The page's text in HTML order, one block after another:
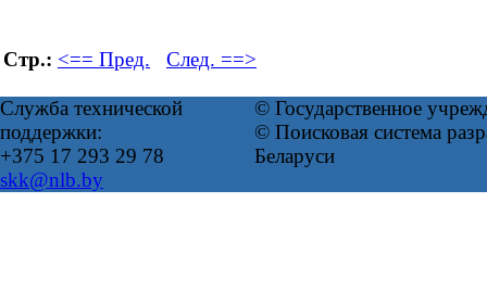
Стр.: <== Пред. След. ==>
Служба технической
поддержки:
+375 17 293 29 78
skk@nlb.by
© Государственное
© Поисковая система
Беларуси